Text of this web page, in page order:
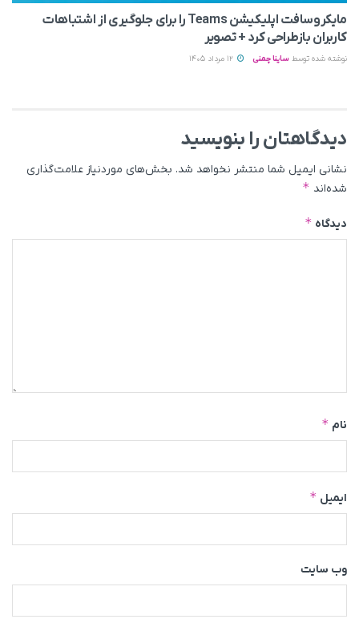
مایکروسافت اپلیکیشن Teams را برای جلوگیری از اشتباهات
کاربران بازطراحی کرد + تصویر
نوشته شده توسط ساینا چمنی
دیدگاهتان را بنویسید
نشانی ایمیل شما منتشر نخواهد شد. بخش‌های موردنیاز علامت‌گذاری
شده‌اند *
دیدگاه *
نام *
ایمیل *
وب‌ سایت